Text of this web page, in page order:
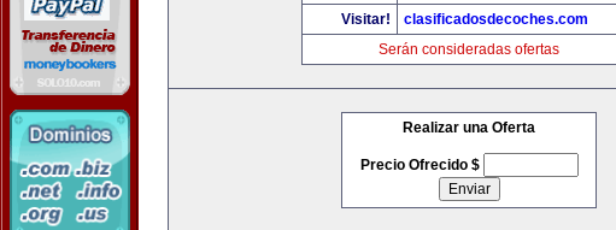
Visitar!
clasificadosdecoches.com
Serán consideradas ofertas
Realizar una Oferta
Precio Ofrecido $